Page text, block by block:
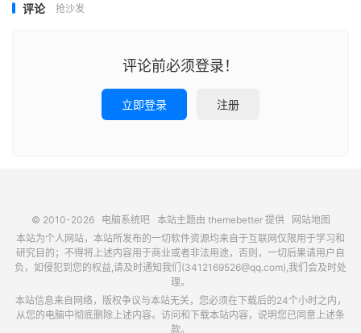
评论 抢沙发
评论前必须登录！
立即登录 注册
© 2010-2026 电脑系统吧本站主题由 themebetter提供
网站地图
本站为个人网站，本站所发布的一切软件资源均来自于互联网仅限用于学习和
研究目的；不得将上述内容用于商业或者非法用途，否则，一切后果请用户自
负，如侵犯到您的权益,请及时通知我们(3412169526@qq.com),我们会及时处
理。
本站信息来自网络，版权争议与本站无关，您必须在下载后的24个小时之内，
从您的电脑中彻底删除上述内容。访问和下载本站内容，说明您已同意上述条
款。